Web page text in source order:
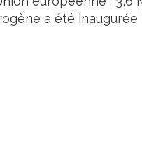
a été inaugurée